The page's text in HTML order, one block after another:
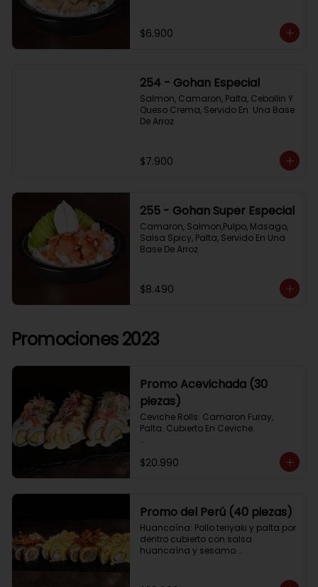
$6.900
254 - Gohan Especial
Salmon, Camaron, Palta, Cebollin Y
Queso Crema, Servido En  Una Base
De Arroz
$7.900
255 - Gohan Super Especial
Camaron, Salmon,Pulpo, Masago,
Salsa Spicy, Palta, Servido En Una
Base De Arroz
$8.490
Promociones 2023
Promo Acevichada (30
piezas)
Ceviche Rolls: Camaron Furay,
Palta. Cubierto En Ceviche.
Acevichado Rolls: Camaron Furay,
Palta. Cubierto Con Pescado Blanco
queso crema y palta, frito en panko.
Coronado con salsa acevichada,
toques de cebolla, aji limo y cilantro
$20.990
Promo del Perú (40 piezas)
Huancaína: Pollo teriyaki y palta por
dentro cubierto con salsa
huancaína y sesamo.
dentro cubierto con lomo fino